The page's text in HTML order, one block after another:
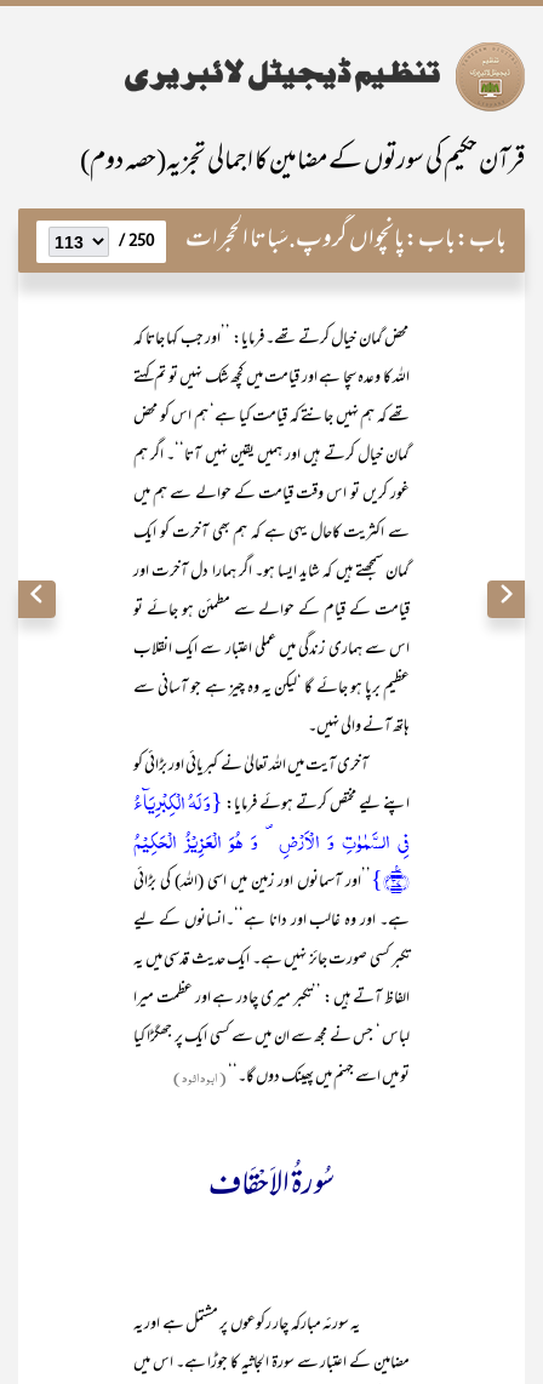
قرآن حکیم کی سورتوں کے مضامین کا اجمالی تجزیہ(حصہ دوم)
باب:باب:پانچواں گروپ.سَبا تا الحجرات 250 /
محض گمان خیال کرتے تھے۔ فرمایا: ’’اور جب کہا جاتا کہ
اللہ کا وعدہ سچا ہے اور قیامت میں کچھ شک نہیں تو تم کہتے
تھے کہ ہم نہیں جانتے کہ قیامت کیا ہے‘ ہم اس کو محض
گمان خیال کرتے ہیں اور ہمیں یقین نہیں آتا‘‘۔ اگر ہم
غور کریں تو اس وقت قیامت کے حوالے سے ہم میں
سے اکثریت کاحال یہی ہے کہ ہم بھی آخرت کو ایک
گمان سمجھتے ہیں کہ شاید ایسا ہو۔ اگر ہمارا دل آخرت اور
قیامت کے قیام کے حوالے سے مطمئن ہو جائے تو
اس سے ہماری زندگی میں عملی اعتبار سے ایک انقلاب
عظیم برپا ہو جائے گا ‘لیکن یہ وہ چیز ہے جو آسانی سے
ہاتھ آنے والی نہیں۔
آخری آیت میں اللہ تعالیٰ نے کبریائی اور بڑائی کو
اپنے لیے مختص کرتے ہوئے فرمایا:{وَ لَہُ الۡکِبۡرِیَآءُ
فِی السَّمٰوٰتِ وَ الۡاَرۡضِ ۪ وَ ہُوَ الۡعَزِیۡزُ الۡحَکِیۡمُ
﴿٪۳۷﴾}
’’اور آسمانوں اور زمین میں اسی (اللہ) کی بڑائی
ہے۔ اور وہ غالب اور دانا ہے‘‘۔انسانوں کے لیے
تکبر کسی صورت جائز نہیں ہے۔ ایک حدیث قدسی میں یہ
الفاظ آتے ہیں : ’’تکبر میری چادر ہے اور عظمت میرا
لباس ‘ جس نے مجھ سے ان میں سے کسی ایک پر جھگڑا کیا
تو میں اسے جہنم میں پھینک دوں گا۔‘‘ (ابودائود)
سُورۃُ الاَحْقَاف
یہ سورئہ مبارکہ چار رکوعوں پر مشتمل ہے اور یہ
مضامین کے اعتبار سے سورۃ الجاثیہ کا جوڑا ہے۔ اس میں